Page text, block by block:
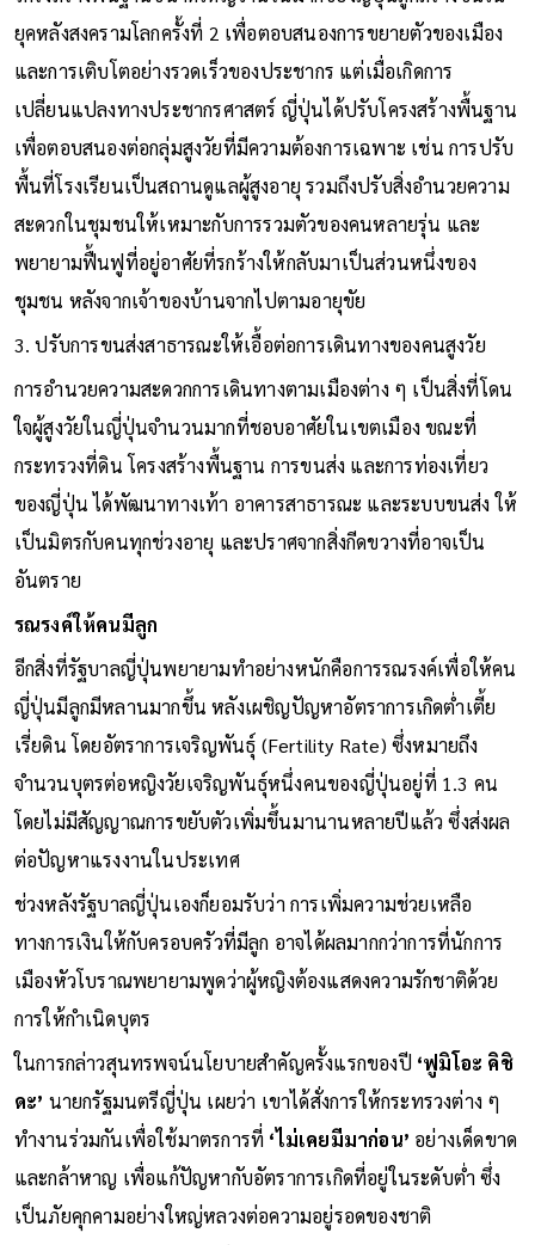
ยุคหลังสงครามโลกครั้งที่ 2 เพื่อตอบสนองการขยายตัวของเมือง
และการเติบโตอย่างรวดเร็วของประชากร แต่เมื่อเกิดการ
เปลี่ยนแปลงทางประชากรศาสตร์ ญี่ปุ่นได้ปรับโครงสร้างพื้นฐาน
เพื่อตอบสนองต่อกลุ่มสูงวัยที่มีความต้องการเฉพาะ เช่น การปรับ
พื้นที่โรงเรียนเป็นสถานดูแลผู้สูงอายุ รวมถึงปรับสิ่งอำนวยความ
สะดวกในชุมชนให้เหมาะกับการรวมตัวของคนหลายรุ่น และ
พยายามฟื้นฟูที่อยู่อาศัยที่รกร้างให้กลับมาเป็นส่วนหนึ่งของ
ชุมชน หลังจากเจ้าของบ้านจากไปตามอายุขัย
3. ปรับการขนส่งสาธารณะให้เอื้อต่อการเดินทางของคนสูงวัย
การอำนวยความสะดวกการเดินทางตามเมืองต่าง ๆ เป็นสิ่งที่โดน
ใจผู้สูงวัยในญี่ปุ่นจำนวนมากที่ชอบอาศัยในเขตเมือง ขณะที่
กระทรวงที่ดิน โครงสร้างพื้นฐาน การขนส่ง และการท่องเที่ยว
ของญี่ปุ่น ได้พัฒนาทางเท้า อาคารสาธารณะ และระบบขนส่ง ให้
เป็นมิตรกับคนทุกช่วงอายุ และปราศจากสิ่งกีดขวางที่อาจเป็น
อันตราย
รณรงค์ให้คนมีลูก
อีกสิ่งที่รัฐบาลญี่ปุ่นพยายามทำอย่างหนักคือการรณรงค์เพื่อให้คน
ญี่ปุ่นมีลูกมีหลานมากขึ้น หลังเผชิญปัญหาอัตราการเกิดต่ำเตี้ย
เรี่ยดิน โดยอัตราการเจริญพันธุ์ (Fertility Rate) ซึ่งหมายถึง
จำนวนบุตรต่อหญิงวัยเจริญพันธุ์หนึ่งคนของญี่ปุ่นอยู่ที่ 1.3 คน
โดยไม่มีสัญญาณการขยับตัวเพิ่มขึ้นมานานหลายปีแล้ว ซึ่งส่งผล
ต่อปัญหาแรงงานในประเทศ
ช่วงหลังรัฐบาลญี่ปุ่นเองก็ยอมรับว่า การเพิ่มความช่วยเหลือ
ทางการเงินให้กับครอบครัวที่มีลูก อาจได้ผลมากกว่าการที่นักการ
เมืองหัวโบราณพยายามพูดว่าผู้หญิงต้องแสดงความรักชาติด้วย
การให้กำเนิดบุตร
ในการกล่าวสุนทรพจน์นโยบายสำคัญครั้งแรกของปี ‘ฟูมิโอะ คิชิ
ดะ’ นายกรัฐมนตรีญี่ปุ่น เผยว่า เขาได้สั่งการให้กระทรวงต่าง ๆ
ทำงานร่วมกันเพื่อใช้มาตรการที่ ‘ไม่เคยมีมาก่อน’ อย่างเด็ดขาด
และกล้าหาญ เพื่อแก้ปัญหากับอัตราการเกิดที่อยู่ในระดับต่ำ ซึ่ง
เป็นภัยคุกคามอย่างใหญ่หลวงต่อความอยู่รอดของชาติ